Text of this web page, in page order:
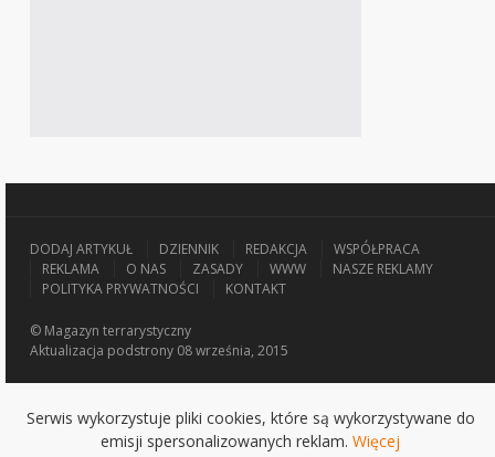
DODAJ ARTYKUŁ DZIENNIK REDAKCJA
WSPÓŁPRACA
REKLAMA
O NAS ZASADY WWW
NASZE REKLAMY
POLITYKA PRYWATNOŚCI
KONTAKT
© Magazyn terrarystyczny
Aktualizacja podstrony 08 września, 2015
Serwis wykorzystuje pliki cookies, które są wykorzystywane do
emisji spersonalizowanych reklam. Więcej